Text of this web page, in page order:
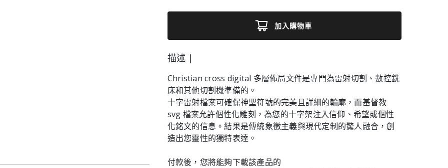
加入購物車
描述 |
Christian cross digital 多層佈局文件是專門為雷射切割、數控銑
床和其他切割機準備的。
十字雷射檔案可確保神聖符號的完美且詳細的輪廓，而基督教
svg 檔案允許個性化雕刻，為您的十字架注入信仰、希望或個性
化銘文的信息。結果是傳統象徵主義與現代定制的驚人融合，創
造出您靈性的獨特表達。
付款後，您將能夠下載該產品的